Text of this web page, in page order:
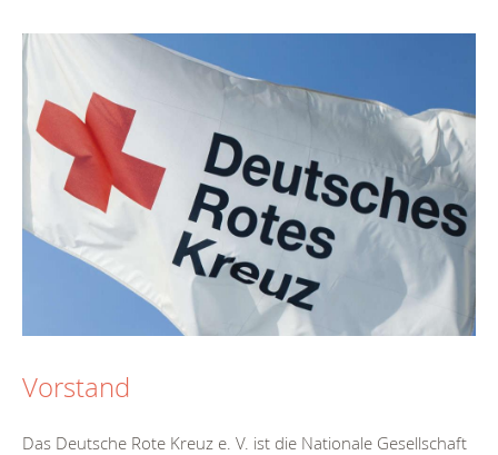
Vorstand
Das Deutsche Rote Kreuz e. V. ist die Nationale Gesellschaft